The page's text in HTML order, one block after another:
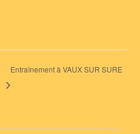
Entraînement à VAUX SUR SURE